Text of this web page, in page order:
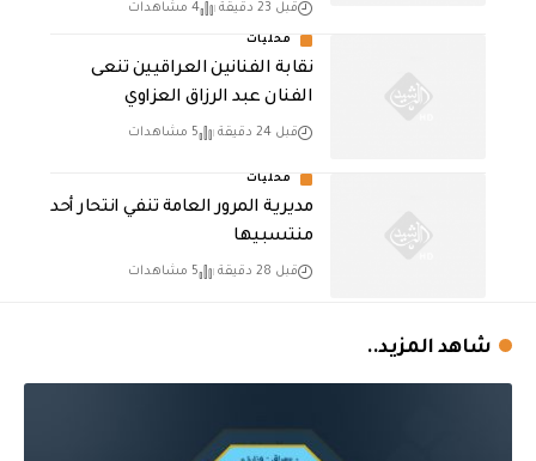
قبل 23 دقيقة 4 مشاهدات
محليات
نقابة الفنانين العراقيين تنعى
الفنان عبد الرزاق العزاوي
قبل 24 دقيقة 5 مشاهدات
محليات
مديرية المرور العامة تنفي انتحار أحد
منتسبيها
قبل 28 دقيقة 5 مشاهدات
شاهد المزيد..